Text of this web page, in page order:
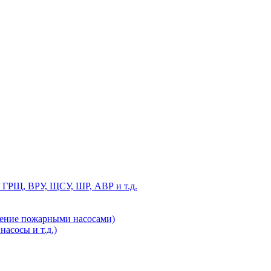
ГРЩ, ВРУ, ЩСУ, ШР, АВР и т.д.
пожарными насосами)
и т.д.)